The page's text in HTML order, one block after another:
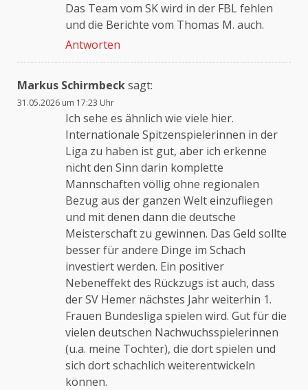
Das Team vom SK wird in der FBL fehlen
und die Berichte vom Thomas M. auch.
Antworten
Markus Schirmbecksagt:
31.05.2026 um 17:23 Uhr
Ich sehe es ähnlich wie viele hier.
Internationale Spitzenspielerinnen in der
Liga zu haben ist gut, aber ich erkenne
nicht den Sinn darin komplette
Mannschaften völlig ohne regionalen
Bezug aus der ganzen Welt einzufliegen
und mit denen dann die deutsche
Meisterschaft zu gewinnen. Das Geld sollte
besser für andere Dinge im Schach
investiert werden. Ein positiver
Nebeneffekt des Rückzugs ist auch, dass
der SV Hemer nächstes Jahr weiterhin 1.
Frauen Bundesliga spielen wird. Gut für die
vielen deutschen Nachwuchsspielerinnen
(u.a. meine Tochter), die dort spielen und
sich dort schachlich weiterentwickeln
können.